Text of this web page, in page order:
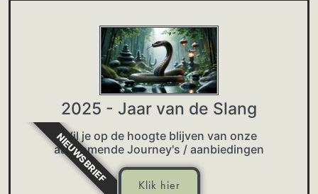
2025 - Jaar van de Slang
Wil je op de hoogte blijven van onze
aankomende Journey's / aanbiedingen
Klik hier
NIEUWSBRIEF